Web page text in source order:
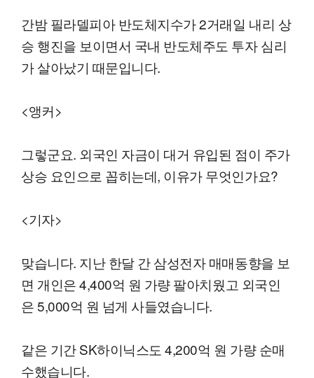
간밤 필라델피아 반도체지수가 2거래일 내리 상
승 행진을 보이면서 국내 반도체주도 투자 심리
가 살아났기 때문입니다.
<앵커>
그렇군요. 외국인 자금이 대거 유입된 점이 주가
상승 요인으로 꼽히는데, 이유가 무엇인가요?
<기자>
맞습니다. 지난 한달 간 삼성전자 매매동향을 보
면 개인은 4,400억 원 가량 팔아치웠고 외국인
은 5,000억 원 넘게 사들였습니다.
같은 기간 SK하이닉스도 4,200억 원 가량 순매
수했습니다.